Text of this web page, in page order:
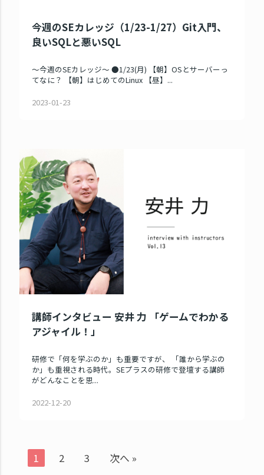
今週のSEカレッジ（1/23-1/27）Git入門、
良いSQLと悪いSQL
～今週のSEカレッジ～ ●1/23(月) 【朝】OSとサーバーっ
てなに？ 【朝】はじめてのLinux 【昼】...
2023-01-23
講師インタビュー 安井 力 「ゲームでわかる
アジャイル！」
研修で「何を学ぶのか」も重要ですが、 「誰から学ぶの
か」も重視される時代。SEプラスの研修で登壇する講師
がどんなことを思...
2022-12-20
1 2 3 次へ »